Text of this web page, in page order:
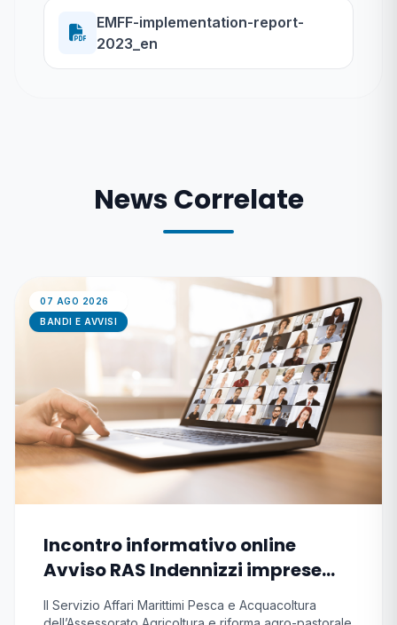
EMFF-implementation-report-
2023_en
News Correlate
07 AGO 2026
BANDI E AVVISI
Incontro informativo online
Avviso RAS Indennizzi imprese
pesca e acquacoltura causa
conflitto
Il Servizio Affari Marittimi Pesca e Acquacoltura